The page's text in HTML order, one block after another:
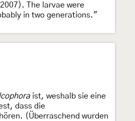
The larvae were
in two generations."
ist, weshalb sie eine
dass die
(Überraschend wurden